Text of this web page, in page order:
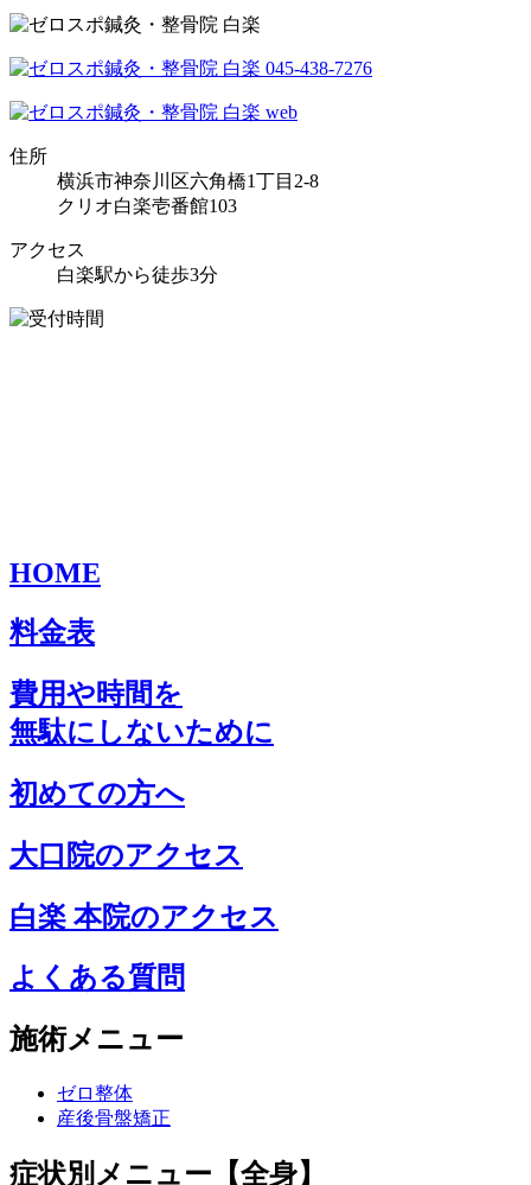
住所
横浜市神奈川区六角橋1丁目2-8
クリオ白楽壱番館103
アクセス
白楽駅から徒歩3分
HOME
料金表
費用や時間を
無駄にしないために
初めての方へ
大口院のアクセス
白楽 本院のアクセス
よくある質問
施術メニュー
ゼロ整体
産後骨盤矯正
症状別メニュー【全身】